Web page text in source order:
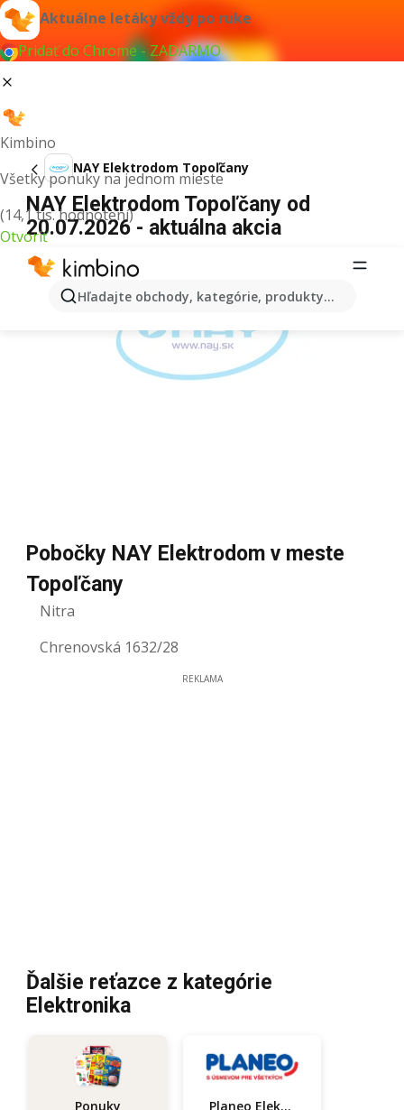
Aktuálne letáky vždy po ruke
Pridať do Chrome - ZADARMO
Kimbino
Všetky ponuky na jednom mieste
(14,1 tis. hodnotení)
Otvoriť
Hľadajte obchody, kategórie, produkty...
NAY Elektrodom Topoľčany
NAY Elektrodom Topoľčany od
20.07.2026 - aktuálna akcia
Pobočky NAY Elektrodom v meste
Topoľčany
Nitra
Chrenovská 1632/28
REKLAMA
Ďalšie reťazce z kategórie
Elektronika
Ponuky Planeo Elektro